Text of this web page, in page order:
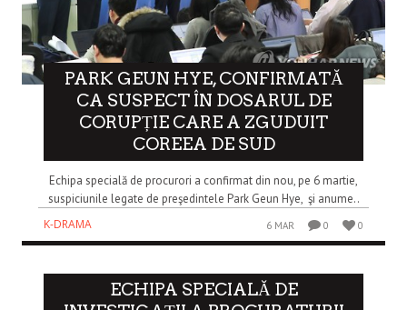
PARK GEUN HYE, CONFIRMATĂ
CA SUSPECT ÎN DOSARUL DE
CORUPȚIE CARE A ZGUDUIT
COREEA DE SUD
Echipa specială de procurori a confirmat din nou, pe 6 martie,
suspiciunile legate de preşedintele Park Geun Hye, şi anume..
K-DRAMA
6 MAR 0 0
ECHIPA SPECIALĂ DE